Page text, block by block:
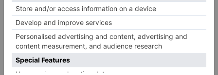
La provincia de Burgos celebra
el día de su patrón
La Guardia Civil desmonta la
desaparecer 3.256 euros